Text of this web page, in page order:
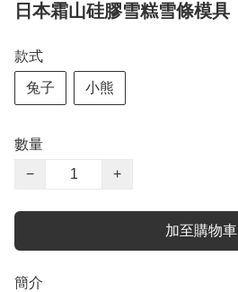
日本霜山硅膠雪糕雪條模具
款式
兔子 小熊
數量
−
+
加至購物車
簡介